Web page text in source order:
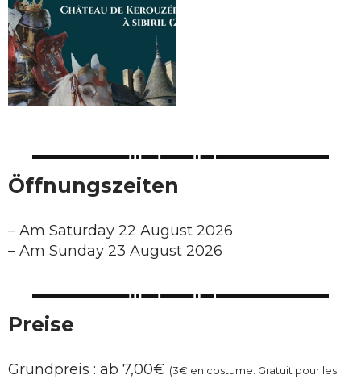
Öffnungszeiten
– Am Saturday 22 August 2026
– Am Sunday 23 August 2026
Preise
Grundpreis : ab 7,00€ (3€ en costume. Gratuit pour les